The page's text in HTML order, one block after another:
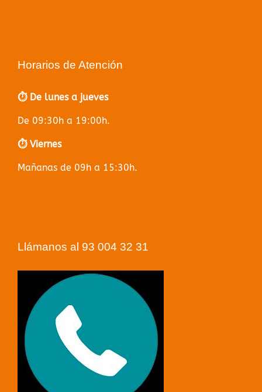
Horarios de Atención
⏱️ De lunes a jueves
De 09:30h a 19:00h.
⏱️ Viernes
Mañanas de 09h a 15:30h.
Llámanos al 93 004 32 31